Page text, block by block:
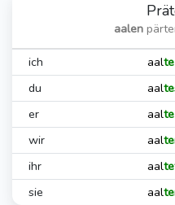
aalen
ich aalte
du
aal
er
aalte
wir
aal
ihr
aal
sie
aal